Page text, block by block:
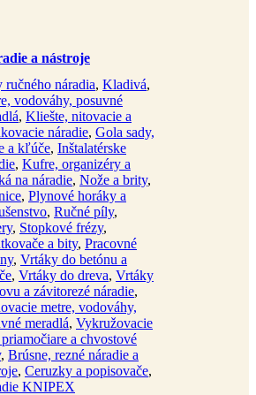
a nástroje
ručného náradia, Kladivá,
vodováhy, posuvné
, Kliešte, nitovacie a
náradie, Gola sady,
a kľúče, Inštalatérske
, Kufre, organizéry a
na náradie, Nože a brity,
, Plynové horáky a
, Ručné píly,
, Stopkové frézy,
a bity, Pracovné
, Vrtáky do betónu a
, Vrtáky do dreva, Vrtáky
a závitorezé náradie,
metre, vodováhy,
meradlá, Vykružovacie
a chvostové
, Brúsne, rezné náradie a
, Ceruzky a popisovače,
KNIPEX